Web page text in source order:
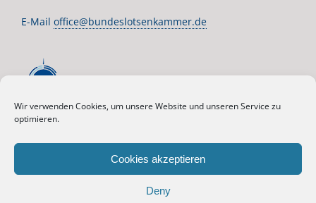
Wir verwenden Cookies, um unsere Website und unseren Service zu
optimieren.
Cookies akzeptieren
Deny
E-Mail office@bundeslotsenkammer.de
© 2020 BUNDESLOTSENKAMMER - KÖRPERSCHAFT DES ÖFFENTLICHEN RECHTS